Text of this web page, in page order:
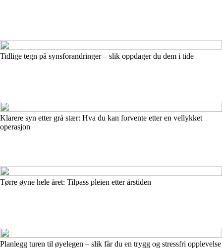
Tidlige tegn på synsforandringer – slik oppdager du dem i tide
Klarere syn etter grå stær: Hva du kan forvente etter en vellykket
operasjon
Tørre øyne hele året: Tilpass pleien etter årstiden
Planlegg turen til øyelegen – slik får du en trygg og stressfri opplevelse